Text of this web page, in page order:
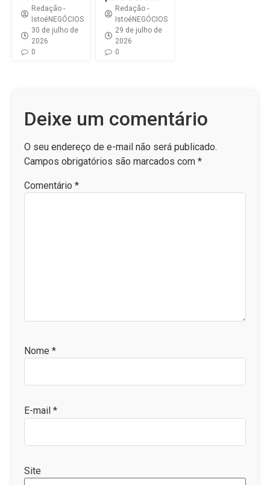
Redação -
IstoéNEGÓCIOS
30 de julho de
2026
0
Redação -
IstoéNEGÓCIOS
29 de julho de
2026
0
Deixe um comentário
O seu endereço de e-mail não será publicado.
Campos obrigatórios são marcados com *
Comentário *
Nome *
E-mail *
Site